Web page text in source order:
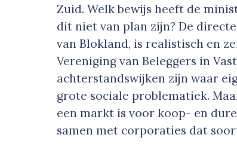
Zuid. Welk bewijs heeft de
dit niet van plan zijn? De
van Blokland, is realistisch en
Vereniging van Beleggers in
achterstandswijken zijn waar
grote sociale problematiek.
een markt is voor koop- en
samen met corporaties dat